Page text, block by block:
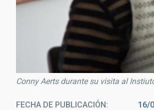
Conny Aerts durante su visita al
FECHA DE PUBLICACIÓN 16/